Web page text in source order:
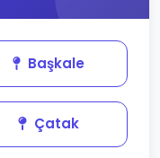
Başkale
Çatak